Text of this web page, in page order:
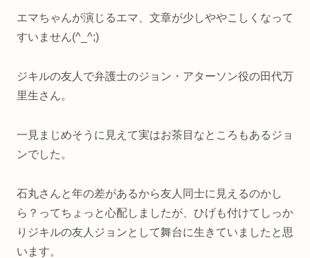
エマちゃんが演じるエマ、文章が少しややこしくなって
すいません(^_^;)
ジキルの友人で弁護士のジョン・アターソン役の田代万
里生さん。
一見まじめそうに見えて実はお茶目なところもあるジョ
ンでした。
石丸さんと年の差があるから友人同士に見えるのかし
ら？ってちょっと心配しましたが、ひげも付けてしっか
りジキルの友人ジョンとして舞台に生きていましたと思
います。